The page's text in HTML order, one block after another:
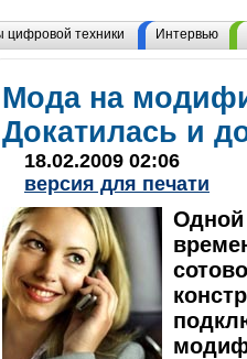
цифровой техники Интервью
Мода на
Докатилась и
18.02.2009 02:06
версия для печати
Одной